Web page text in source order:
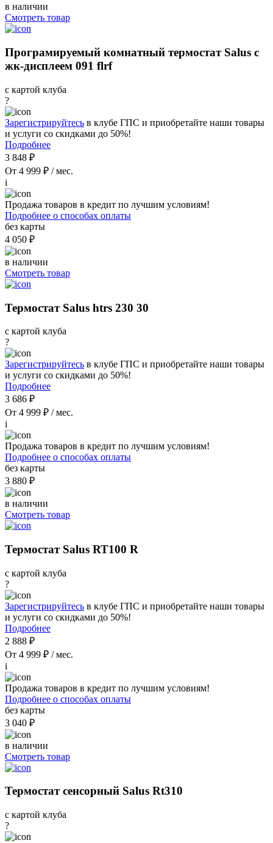
в наличии
Смотреть товар
Програмируемый комнатный термостат Salus с
жк-дисплеем 091 flrf
с картой клуба
?
Зарегистрируйтесь в клубе ГПС и приобретайте наши товары
и услуги со скидками до 50%!
Подробнее
3 848 ₽
От 4 999 ₽ / мес.
i
Продажа товаров в кредит по лучшим условиям!
Подробнее о способах оплаты
без карты
4 050 ₽
в наличии
Смотреть товар
Термостат Salus htrs 230 30
с картой клуба
?
Зарегистрируйтесь в клубе ГПС и приобретайте наши товары
и услуги со скидками до 50%!
Подробнее
3 686 ₽
От 4 999 ₽ / мес.
i
Продажа товаров в кредит по лучшим условиям!
Подробнее о способах оплаты
без карты
3 880 ₽
в наличии
Смотреть товар
Термостат Salus RT100 R
с картой клуба
?
Зарегистрируйтесь в клубе ГПС и приобретайте наши товары
и услуги со скидками до 50%!
Подробнее
2 888 ₽
От 4 999 ₽ / мес.
i
Продажа товаров в кредит по лучшим условиям!
Подробнее о способах оплаты
без карты
3 040 ₽
в наличии
Смотреть товар
Термостат сенсорный Salus Rt310
с картой клуба
?